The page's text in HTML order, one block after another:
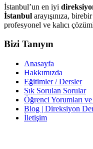
İstanbul’un en iyi
İstanbul arayışınıza, birebir
profesyonel ve kalıcı
Bizi Tanıyın
Anasayfa
Hakkımızda
Eğitimler / Dersler
Sık Sorulan Sorular
Öğrenci Yorumları
Blog | Direksiyon
İletişim